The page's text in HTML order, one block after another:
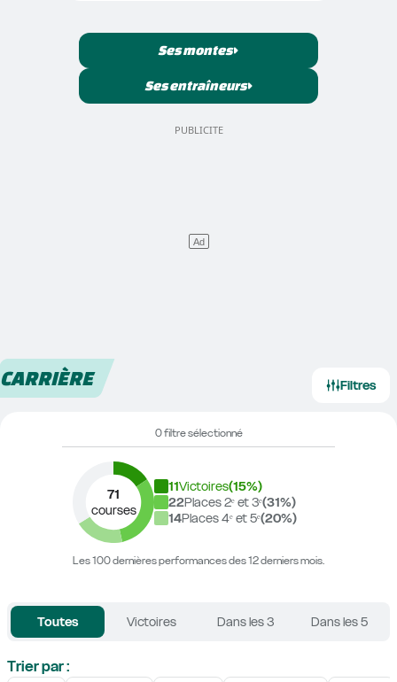
Ses montes
Ses entraîneurs
CARRIÈRE Filtres
0 filtre sélectionné
71
courses
11Victoires(15%)
22Places 2ᵉ et 3ᵉ(31%)
14Places 4ᵉ et 5ᵉ(20%)
Les 100 dernières performances des 12 derniers mois.
Toutes Victoires Dans les 3 Dans les 5
Trier par :